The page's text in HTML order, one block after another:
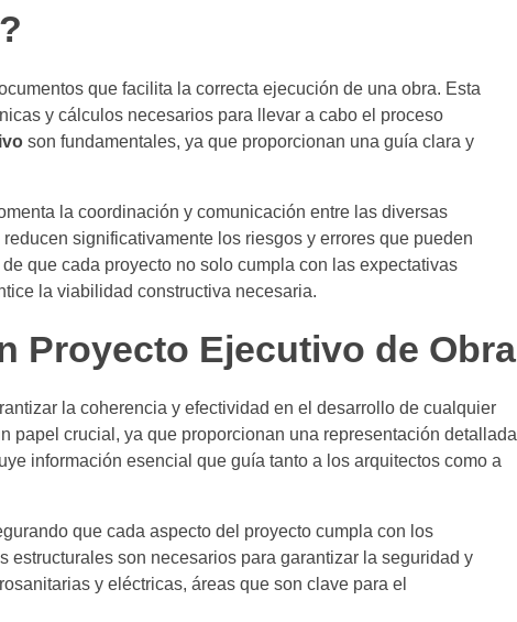
que facilita la correcta ejecución de una obra. Esta
y cálculos necesarios para llevar a cabo el proceso
son fundamentales, ya que proporcionan una guía clara y
la coordinación y comunicación entre las diversas
significativamente los riesgos y errores que pueden
que cada proyecto no solo cumpla con las expectativas
la viabilidad constructiva necesaria.
Proyecto Ejecutivo de Obra
la coherencia y efectividad en el desarrollo de cualquier
papel crucial, ya que proporcionan una representación detallada
información esencial que guía tanto a los arquitectos como a
que cada aspecto del proyecto cumpla con los
son necesarios para garantizar la seguridad y
y eléctricas, áreas que son clave para el